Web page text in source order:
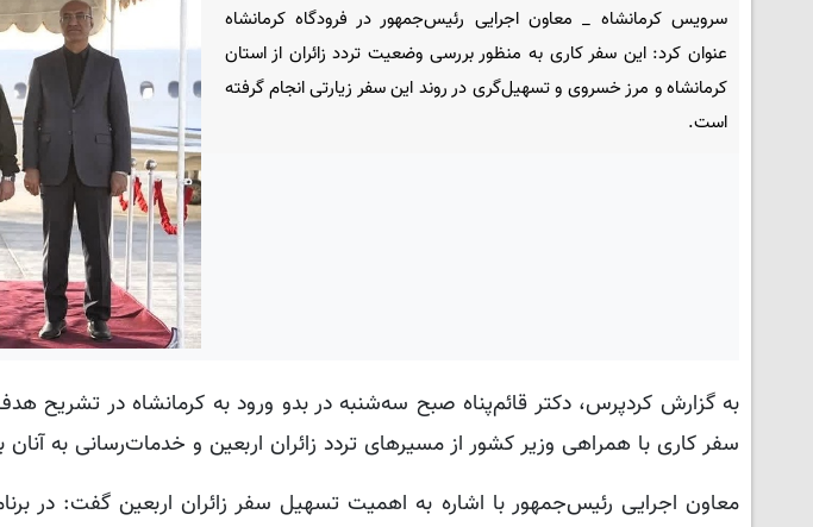
سرویس کرمانشاه _ معاون اجرایی رئیس‌جمهور در فرودگاه کرمانشاه
عنوان کرد: این سفر کاری به منظور بررسی وضعیت تردد زائران از استان
کرمانشاه و مرز خسروی و تسهیل‌گری در روند این سفر زیارتی انجام گرفته
است.
به گزارش کردپرس، دکتر قائم‌پناه صبح سه‌شنبه در بدو ورود به کرمانشاه در تشریح
سفر کاری با همراهی وزیر کشور از مسیرهای تردد زائران اربعین و خدمات‌رسانی به آنان
معاون اجرایی رئیس‌جمهور با اشاره به اهمیت تسهیل سفر زائران اربعین گفت: در